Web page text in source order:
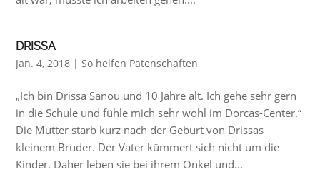
DRISSA
Jan. 4, 2018 |So helfen Patenschaften
„Ich bin Drissa Sanou und 10 Jahre alt. Ich gehe sehr gern
in die Schule und fühle mich sehr wohl im Dorcas-Center.“
Die Mutter starb kurz nach der Geburt von Drissas
kleinem Bruder. Der Vater kümmert sich nicht um die
Kinder. Daher leben sie bei ihrem Onkel und...